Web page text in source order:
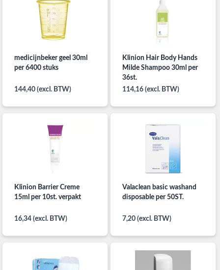
medicijnbeker geel 30ml
per 6400 stuks
144,40 (excl. BTW)
Klinion Hair Body Hands
Milde Shampoo 30ml per
36st.
114,16 (excl. BTW)
Klinion Barrier Creme
15ml per 10st. verpakt
16,34 (excl. BTW)
Valaclean basic washand
disposable per 50ST.
7,20 (excl. BTW)